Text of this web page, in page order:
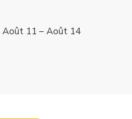
Août 11 – Août 14